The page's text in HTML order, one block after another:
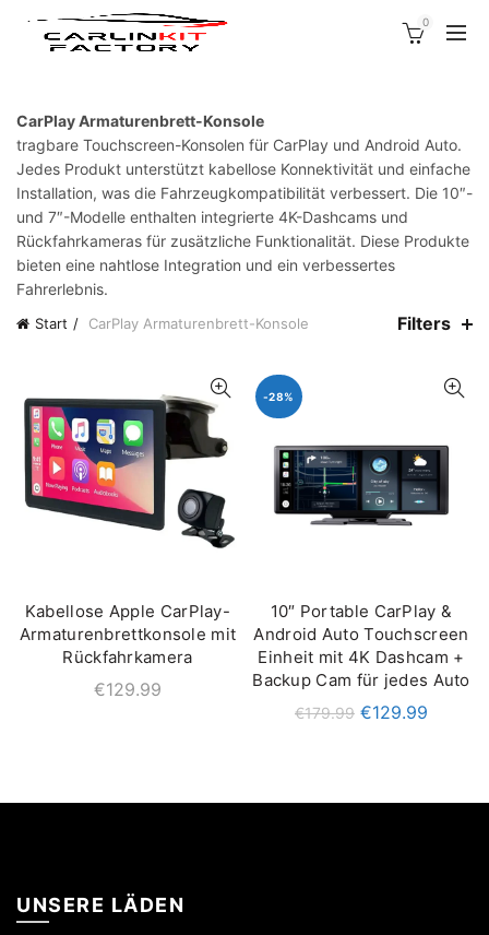
0
CarPlay Armaturenbrett-Konsole
tragbare Touchscreen-Konsolen für CarPlay und Android Auto.
Jedes Produkt unterstützt kabellose Konnektivität und einfache
Installation, was die Fahrzeugkompatibilität verbessert. Die 10″-
und 7″-Modelle enthalten integrierte 4K-Dashcams und
Rückfahrkameras für zusätzliche Funktionalität. Diese Produkte
bieten eine nahtlose Integration und ein verbessertes
Fahrerlebnis.
Start CarPlay Armaturenbrett-Konsole Filters
IN DEN WARENKORB
Kabellose Apple CarPlay-
Armaturenbrettkonsole mit
Rückfahrkamera
€129.99
-28%
QUICK SHOP
10″ Portable CarPlay &
Android Auto Touchscreen
Einheit mit 4K Dashcam +
Backup Cam für jedes Auto
€179.99 €129.99
UNSERE LÄDEN